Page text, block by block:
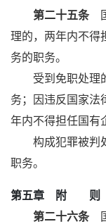
第二十五条国
理的，两年内不得
务的职务。
受到免职处理的
务；因违反国家法
年内不得担任国有
构成犯罪被判处
职务。
第五章 附 则
第二十六条国